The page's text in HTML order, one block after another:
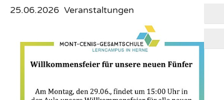
25.06.2026 Veranstaltungen